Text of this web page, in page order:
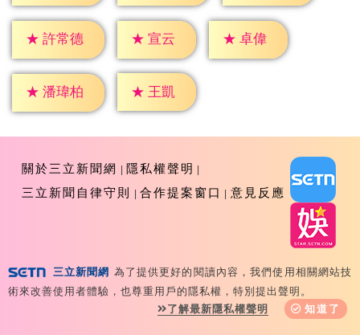
★ 許常德 ★ 宣云 ★ 卓偉
★ 潘瑋柏 ★ 王凱
關於三立新聞網
隱私權聲明
三立新聞自律守則
合作提案窗口 意見反應
Reserved 版權所有 盜用必究 台北市內湖區舊宗路一段159
號 02-8792-8888
三立新聞網 為了提供更好的閱讀內容，我們使用相關網站技
術來改善使用者體驗，也尊重用戶的隱私權，特別提出聲明。
了解最新隱私權聲明
知道了